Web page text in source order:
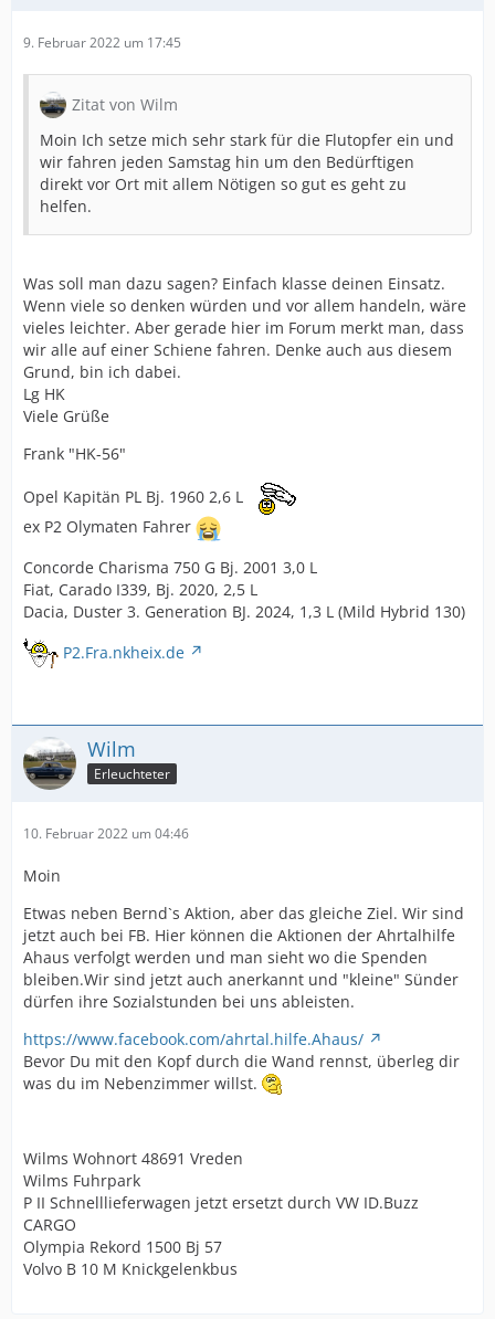
9. Februar 2022 um 17:45
Zitat von Wilm
Moin Ich setze mich sehr stark für die Flutopfer ein und
wir fahren jeden Samstag hin um den Bedürftigen
direkt vor Ort mit allem Nötigen so gut es geht zu
helfen.
Was soll man dazu sagen? Einfach klasse deinen Einsatz.
Wenn viele so denken würden und vor allem handeln, wäre
vieles leichter. Aber gerade hier im Forum merkt man, dass
wir alle auf einer Schiene fahren. Denke auch aus diesem
Grund, bin ich dabei.
Lg HK
Viele Grüße
Frank "HK-56"
Opel Kapitän PL Bj. 1960 2,6 L
ex P2 Olymaten Fahrer
Concorde Charisma 750 G Bj. 2001 3,0 L
Fiat, Carado I339, Bj. 2020, 2,5 L
Dacia, Duster 3. Generation BJ. 2024, 1,3 L (Mild Hybrid 130)
P2.Fra.nkheix.de
Wilm
Erleuchteter
10. Februar 2022 um 04:46
Moin
Etwas neben Bernd`s Aktion, aber das gleiche Ziel. Wir sind
jetzt auch bei FB. Hier können die Aktionen der Ahrtalhilfe
Ahaus verfolgt werden und man sieht wo die Spenden
bleiben.Wir sind jetzt auch anerkannt und "kleine" Sünder
dürfen ihre Sozialstunden bei uns ableisten.
https://www.facebook.com/ahrtal.hilfe.Ahaus/
Bevor Du mit den Kopf durch die Wand rennst, überleg dir
was du im Nebenzimmer willst.
Wilms Wohnort 48691 Vreden
Wilms Fuhrpark
P II Schnelllieferwagen jetzt ersetzt durch VW ID.Buzz
CARGO
Olympia Rekord 1500 Bj 57
Volvo B 10 M Knickgelenkbus